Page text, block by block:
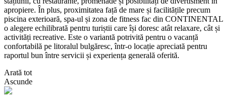
apropiere. În plus, proximitatea față de mare și facilitățile precum
piscina exterioară, spa-ul și zona de fitness fac din CONTINENTAL
o alegere echilibrată pentru turiștii care își doresc atât relaxare, cât și
activități recreative. Este o variantă potrivită pentru o vacanță
confortabilă pe litoralul bulgăresc, într-o locație apreciată pentru
raportul bun între servicii și experiența generală oferită.
Arată tot
Ascunde